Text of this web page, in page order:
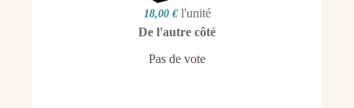
18,00 € l'unité
De l'autre côté
Pas de vote